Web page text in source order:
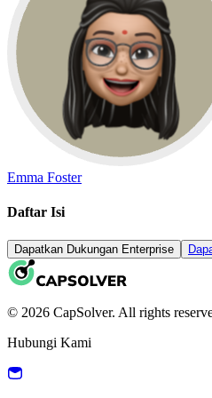
Emma Foster
Daftar Isi
Dapatkan Dukungan Enterprise
© 2026 CapSolver. All rights
Hubungi Kami